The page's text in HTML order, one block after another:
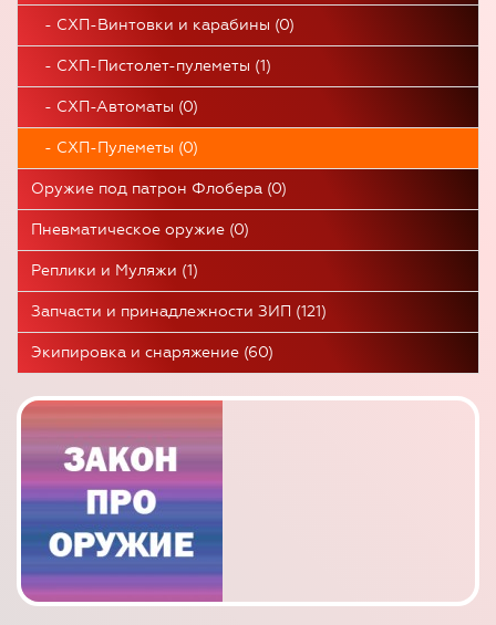
- СХП-Винтовки и карабины (0)
- СХП-Пистолет-пулеметы (1)
- СХП-Автоматы (0)
- СХП-Пулеметы (0)
Оружие под патрон Флобера (0)
Пневматическое оружие (0)
Реплики и Муляжи (1)
Запчасти и принадлежности ЗИП (121)
Экипировка и снаряжение (60)